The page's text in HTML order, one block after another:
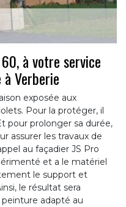
à votre service
Verberie
exposée aux
Pour la protéger, il
pour prolonger sa durée,
assurer les travaux de
au façadier JS Pro
et a le matériel
le support et
le résultat sera
adapté au